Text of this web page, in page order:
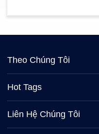
Theo Chúng Tôi
Hot Tags
Liên Hệ Chúng Tôi